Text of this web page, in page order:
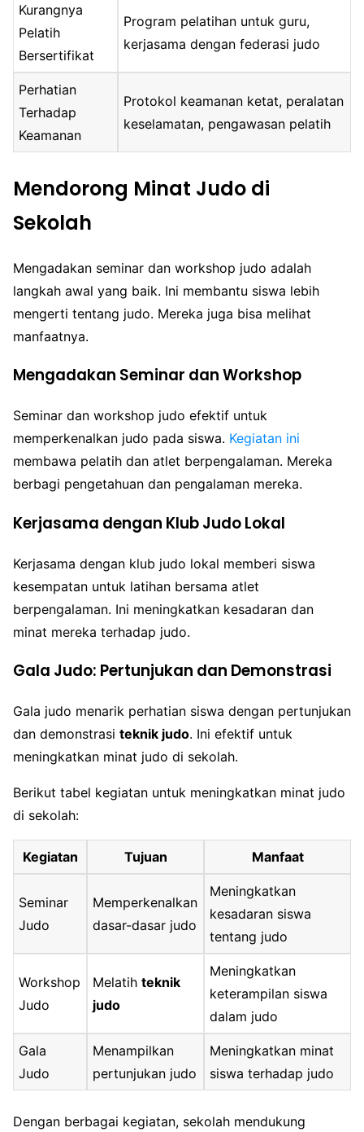
Kurangnya
Pelatih
Bersertifikat
Program pelatihan untuk guru,
kerjasama dengan federasi judo
Perhatian
Terhadap
Keamanan
Protokol keamanan ketat, peralatan
keselamatan, pengawasan pelatih
Mendorong Minat Judo di
Sekolah
Mengadakan seminar dan workshop judo adalah
langkah awal yang baik. Ini membantu siswa lebih
mengerti tentang judo. Mereka juga bisa melihat
manfaatnya.
Mengadakan Seminar dan Workshop
Seminar dan workshop judo efektif untuk
memperkenalkan judo pada siswa. Kegiatan ini
membawa pelatih dan atlet berpengalaman. Mereka
berbagi pengetahuan dan pengalaman mereka.
Kerjasama dengan Klub Judo Lokal
Kerjasama dengan klub judo lokal memberi siswa
kesempatan untuk latihan bersama atlet
berpengalaman. Ini meningkatkan kesadaran dan
minat mereka terhadap judo.
Gala Judo: Pertunjukan dan Demonstrasi
Gala judo menarik perhatian siswa dengan pertunjukan
dan demonstrasi teknik judo. Ini efektif untuk
meningkatkan minat judo di sekolah.
Berikut tabel kegiatan untuk meningkatkan minat judo
di sekolah:
Kegiatan Tujuan Manfaat
Seminar
Judo
Memperkenalkan
dasar-dasar judo
Meningkatkan
kesadaran siswa
tentang judo
Workshop
Judo
Melatihteknik
judo
Meningkatkan
keterampilan siswa
dalam judo
Gala
Judo
Menampilkan
pertunjukan judo
Meningkatkan minat
siswa terhadap judo
Dengan berbagai kegiatan, sekolah mendukung